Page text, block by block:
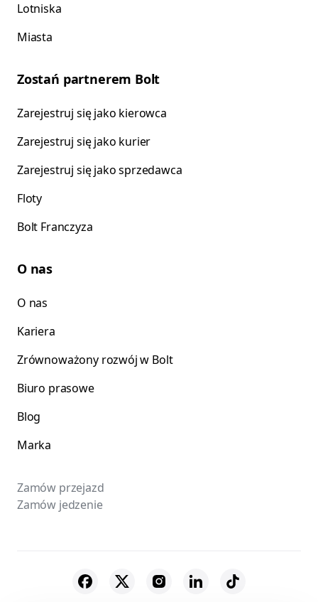
Lotniska
Miasta
Zostań partnerem Bolt
Zarejestruj się jako kierowca
Zarejestruj się jako kurier
Zarejestruj się jako sprzedawca
Floty
Bolt Franczyza
O nas
O nas
Kariera
Zrównoważony rozwój w Bolt
Biuro prasowe
Blog
Marka
Zamów przejazd
Zamów jedzenie